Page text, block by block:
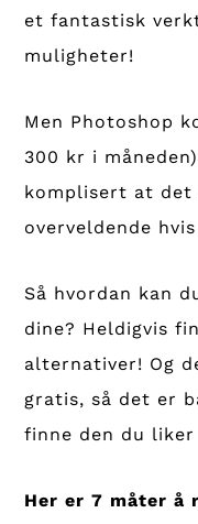
et fantastisk
muligheter!
Men Photoshop
300 kr i
komplisert at det
overveldende
Så hvordan kan
dine? Heldigvis
alternativer! Og
gratis, så det er
finne den du liker
Her er 7 måter å